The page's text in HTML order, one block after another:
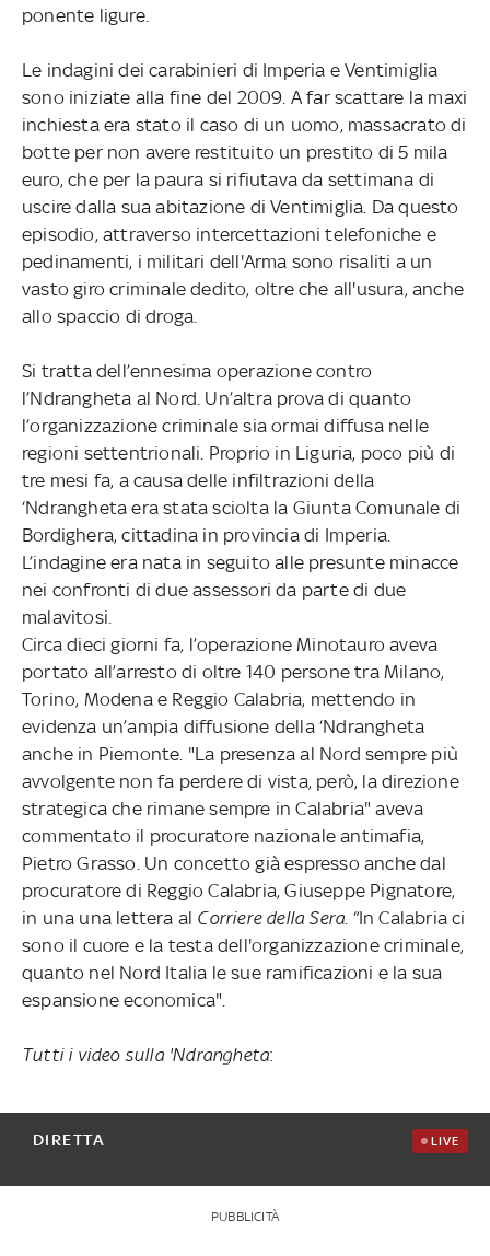
ponente ligure.
Le indagini dei carabinieri di Imperia e Ventimiglia
sono iniziate alla fine del 2009. A far scattare la maxi
inchiesta era stato il caso di un uomo, massacrato di
botte per non avere restituito un prestito di 5 mila
euro, che per la paura si rifiutava da settimana di
uscire dalla sua abitazione di Ventimiglia. Da questo
episodio, attraverso intercettazioni telefoniche e
pedinamenti, i militari dell'Arma sono risaliti a un
vasto giro criminale dedito, oltre che all'usura, anche
allo spaccio di droga.
Si tratta dell’ennesima operazione contro
l’Ndrangheta al Nord. Un’altra prova di quanto
l’organizzazione criminale sia ormai diffusa nelle
regioni settentrionali. Proprio in Liguria, poco più di
tre mesi fa, a causa delle infiltrazioni della
‘Ndrangheta era stata sciolta la Giunta Comunale di
Bordighera, cittadina in provincia di Imperia.
L’indagine era nata in seguito alle presunte minacce
nei confronti di due assessori da parte di due
malavitosi.
Circa dieci giorni fa, l’operazione Minotauro aveva
portato all’arresto di oltre 140 persone tra Milano,
Torino, Modena e Reggio Calabria, mettendo in
evidenza un’ampia diffusione della ‘Ndrangheta
anche in Piemonte. "La presenza al Nord sempre più
avvolgente non fa perdere di vista, però, la direzione
strategica che rimane sempre in Calabria" aveva
commentato il procuratore nazionale antimafia,
Pietro Grasso. Un concetto già espresso anche dal
procuratore di Reggio Calabria, Giuseppe Pignatore,
in una una lettera al Corriere della Sera. “In Calabria ci
sono il cuore e la testa dell'organizzazione criminale,
quanto nel Nord Italia le sue ramificazioni e la sua
espansione economica".
Tutti i video sulla 'Ndrangheta:
DIRETTA LIVE
PUBBLICITÀ